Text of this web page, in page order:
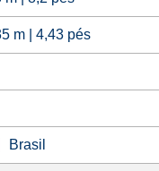
m | 4,43 pés
Brasil